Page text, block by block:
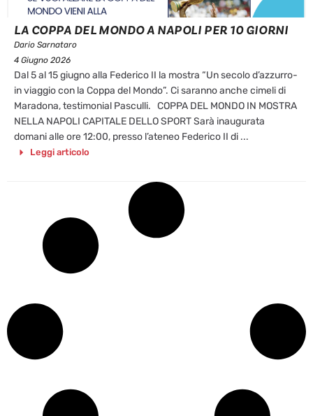
LA COPPA DEL MONDO A NAPOLI PER 10 GIORNI
Dario Sarnataro
4 Giugno 2026
Dal 5 al 15 giugno alla Federico II la mostra “Un secolo d’azzurro-
in viaggio con la Coppa del Mondo”. Ci saranno anche cimeli di
Maradona, testimonial Pasculli. COPPA DEL MONDO IN MOSTRA
NELLA NAPOLI CAPITALE DELLO SPORT Sarà inaugurata
domani alle ore 12:00, presso l’ateneo Federico II di ...
Leggi articolo